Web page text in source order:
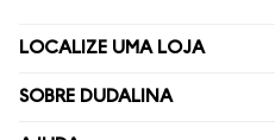
LOCALIZE UMA LOJA
SOBRE DUDALINA